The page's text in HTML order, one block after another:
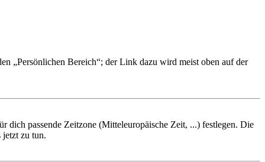
„Persönlichen Bereich“; der Link dazu wird meist oben auf der
dich passende Zeitzone (Mitteleuropäische Zeit, ...) festlegen. Die
jetzt zu tun.